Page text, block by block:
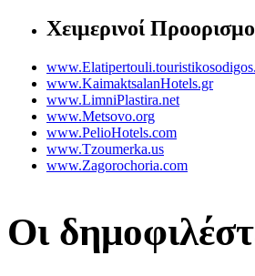
Χειμερινοί
www.KaimaktsalanHotels.gr
www.LimniPlastira.net
www.Metsovo.org
www.PelioHotels.com
www.Tzoumerka.us
www.Zagorochoria.com
Οι